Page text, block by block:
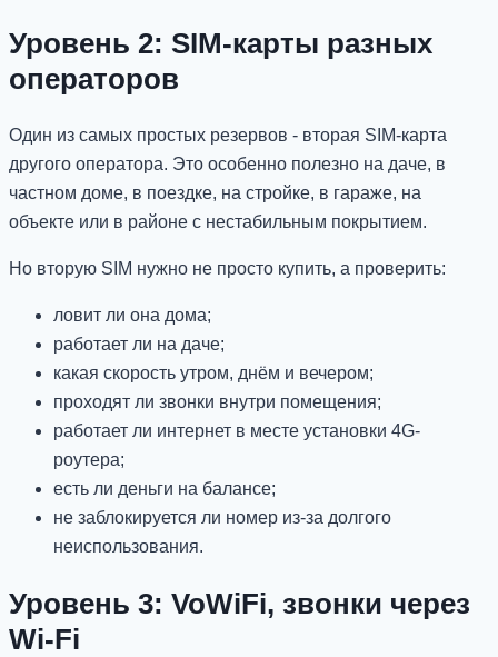
Уровень 2: SIM-карты разных
операторов
Один из самых простых резервов - вторая SIM-карта
другого оператора. Это особенно полезно на даче, в
частном доме, в поездке, на стройке, в гараже, на
объекте или в районе с нестабильным покрытием.
Но вторую SIM нужно не просто купить, а проверить:
ловит ли она дома;
работает ли на даче;
какая скорость утром, днём и вечером;
проходят ли звонки внутри помещения;
работает ли интернет в месте установки 4G-
роутера;
есть ли деньги на балансе;
не заблокируется ли номер из-за долгого
неиспользования.
Уровень 3: VoWiFi, звонки через
Wi-Fi